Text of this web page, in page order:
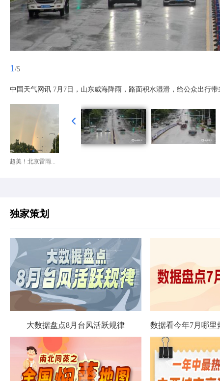
1 /5
中国天气网讯 7月7日，山东威海降雨，路面积水湿滑，给公众出行
超美！北京雷雨...
独家策划
大数据盘点8月台风活跃规律